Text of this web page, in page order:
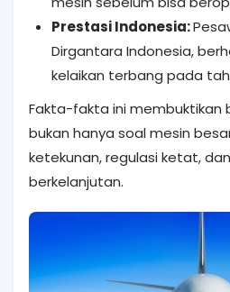
Prestasi Indonesia:
Dirgantara Indonesia,
kelaikan terbang pada
Fakta-fakta ini membuktikan
bukan hanya soal mesin
ketekunan, regulasi ketat,
berkelanjutan.